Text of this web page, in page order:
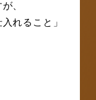
、
れること」